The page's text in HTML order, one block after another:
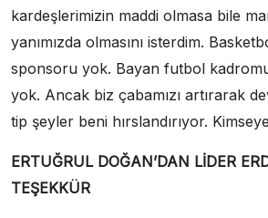
kardeşlerimizin maddi olmasa bile
yanımızda olmasını isterdim.
sponsoru yok. Bayan futbol
yok. Ancak biz çabamızı artırarak
tip şeyler beni hırslandırıyor. Kimseye
ERTUĞRUL DOĞAN’DAN LİDER
TEŞEKKÜR